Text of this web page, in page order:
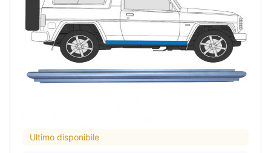
Ultimo disponibile